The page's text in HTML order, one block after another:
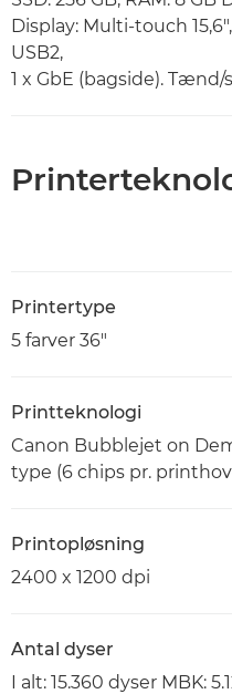
Display: Multi-touch 15,6",
USB2,
1 x GbE (bagside). Tænd/
Printertype
5 farver 36"
Printteknologi
Canon Bubblejet on
type (6 chips pr.
Printopløsning
2400 x 1200 dpi
Antal dyser
I alt: 15.360 dyser MBK: